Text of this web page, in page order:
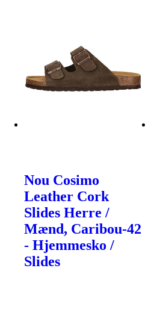
Nou Cosimo
Leather Cork
Slides Herre /
Mænd, Caribou-42
- Hjemmesko /
Slides